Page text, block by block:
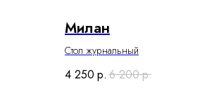
Милан
Стол журнальный
4 250 р. 6 200р.